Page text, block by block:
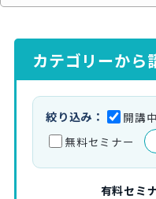
カテゴリーから
絞り込み： 開講
無料セミナー
有料セミ